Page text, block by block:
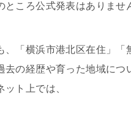
ところ公式発表はありませ
、「横浜市港北区在住」「
去の経歴や育った地域につ
ット上では、